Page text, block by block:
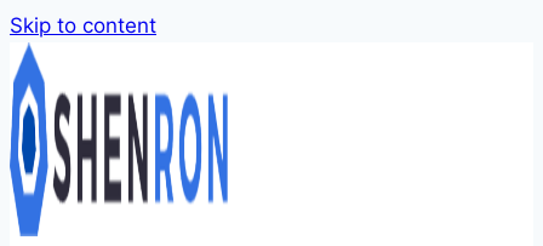
Skip to content